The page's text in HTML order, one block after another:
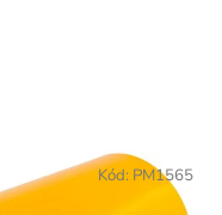
Kód: PM1565